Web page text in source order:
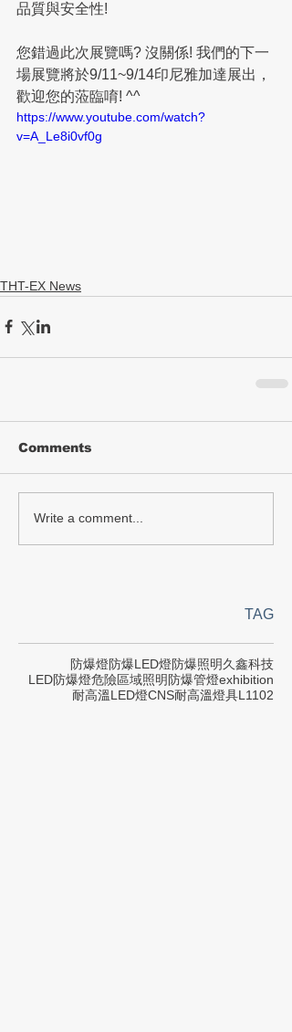
品質與安全性!
您錯過此次展覽嗎? 沒關係! 我們的下一
場展覽將於9/11~9/14印尼雅加達展出，
歡迎您的蒞臨唷! ^^
https://www.youtube.com/watch?
v=A_Le8i0vf0g
THT-EX News
Comments
Write a comment...
TAG
防爆燈防爆LED燈防爆照明久鑫科技
LED防爆燈危險區域照明防爆管燈exhibition
耐高溫LED燈CNS耐高溫燈具L1102